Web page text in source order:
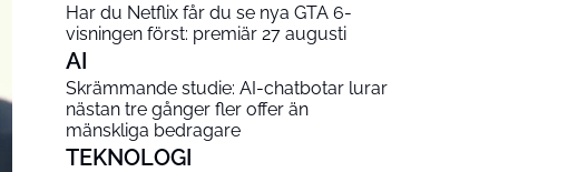
Har du Netflix får du se nya GTA 6-
visningen först: premiär 27 augusti
AI
Skrämmande studie: AI-chatbotar lurar
nästan tre gånger fler offer än
mänskliga bedragare
TEKNOLOGI